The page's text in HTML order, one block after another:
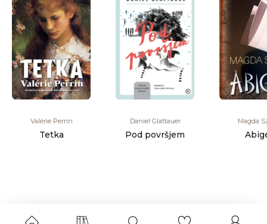
Valérie Perrin
Tetka
Daniel Glattauer
Pod površjem
Magda